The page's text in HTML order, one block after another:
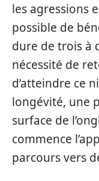
les agressions
possible de
dure de trois à
nécessité de
d’atteindre ce
longévité, une
surface de
commence
parcours vers